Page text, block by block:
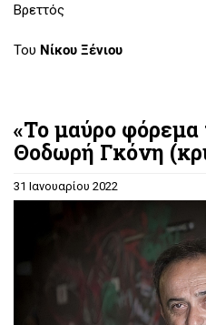
Βρεττός
Του Νίκου Ξένιου
«Το μαύρο φόρεμα
Θοδωρή Γκόνη
31 Ιανουαρίου 2022